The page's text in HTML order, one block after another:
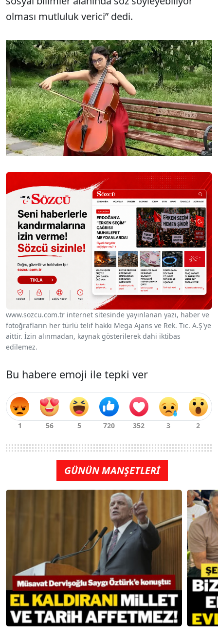
olması mutluluk verici” dedi.
www.sozcu.com.tr internet sitesinde yayınlanan yazı, haber ve
fotoğrafların her türlü telif hakkı Mega Ajans ve Rek. Tic. A.Ş'ye
aittir. İzin alınmadan, kaynak gösterilerek dahi iktibas
edilemez.
Bu habere emoji ile tepki ver
GÜNÜN MANŞETLERİ